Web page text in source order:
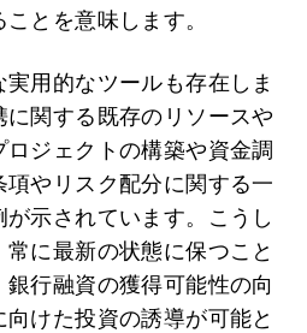
とを意味します。
用的なツールも存在しま
関する既存のリソースや
ジェクトの構築や資金調
やリスク配分に関する一
示されています。こうし
に最新の状態に保つこと
行融資の獲得可能性の向
向けた投資の誘導が可能と